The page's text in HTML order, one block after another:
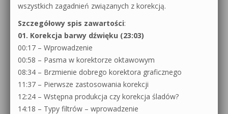
wszystkich zagadnień związanych z korekcją.
Szczegółowy spis zawartości:
01. Korekcja barwy dźwięku (23:03)
00:17 – Wprowadzenie
00:58 – Pasma w korektorze oktawowym
08:34 – Brzmienie dobrego korektora graficznego
11:37 – Pierwsze zastosowania korekcji
12:24 – Wstępna produkcja czy korekcja śladów?
14:18 – Typy filtrów – wprowadzenie